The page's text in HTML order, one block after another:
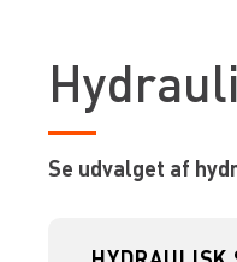
Se udvalget af